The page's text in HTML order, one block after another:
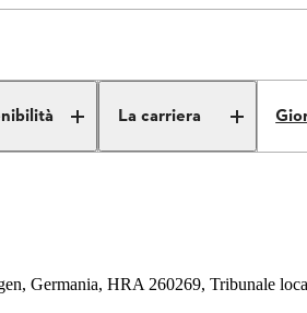
La carriera
Germania, HRA 260269, Tribunale